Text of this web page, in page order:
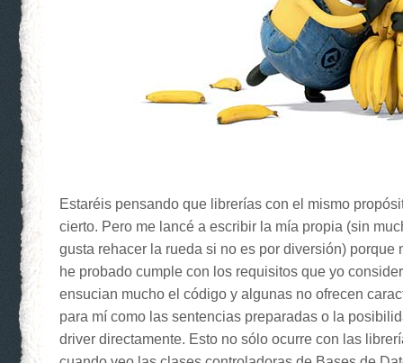
Estaréis pensando que librerías con el mismo
cierto. Pero me lancé a escribir la mía propia (sin
gusta rehacer la rueda si no es por diversión) porque
he probado cumple con los requisitos que yo
ensucian mucho el código y algunas no ofrecen
para mí como las sentencias preparadas o la
driver directamente. Esto no sólo ocurre con las